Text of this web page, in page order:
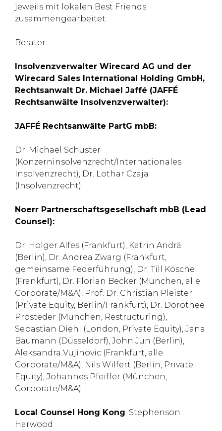
jeweils mit lokalen Best Friends
zusammengearbeitet.
Berater:
Insolvenzverwalter Wirecard AG und der
Wirecard Sales International Holding GmbH,
Rechtsanwalt Dr. Michael Jaffé (JAFFÉ
Rechtsanwälte Insolvenzverwalter):
JAFFÉ Rechtsanwälte PartG mbB:
Dr. Michael Schuster
(Konzerninsolvenzrecht/Internationales
Insolvenzrecht), Dr. Lothar Czaja
(Insolvenzrecht)
Noerr Partnerschaftsgesellschaft mbB (Lead
Counsel):
Dr. Holger Alfes (Frankfurt), Katrin Andrä
(Berlin), Dr. Andrea Zwarg (Frankfurt,
gemeinsame Federführung), Dr. Till Kosche
(Frankfurt), Dr. Florian Becker (München, alle
Corporate/M&A), Prof. Dr. Christian Pleister
(Private Equity, Berlin/Frankfurt), Dr. Dorothee
Prosteder (München, Restructuring),
Sebastian Diehl (London, Private Equity), Jana
Baumann (Düsseldorf), John Jun (Berlin),
Aleksandra Vujinovic (Frankfurt, alle
Corporate/M&A), Nils Wilfert (Berlin, Private
Equity), Johannes Pfeiffer (München,
Corporate/M&A)
Local Counsel Hong Kong: Stephenson
Harwood